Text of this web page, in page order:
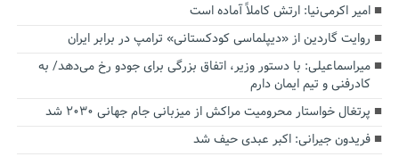
امیر اکرمی‌نیا: ارتش کاملاً آماده است
روایت گاردین از «دیپلماسی کودکستانی» ترامپ در برابر ایران
میراسماعیلی: با دستور وزیر، اتفاق بزرگی برای جودو رخ می‌دهد/ به
کادرفنی و تیم ایمان دارم
پرتغال خواستار محرومیت مراکش از میزبانی جام جهانی ۲۰۳۰ شد
فریدون جیرانی: اکبر عبدی حیف شد